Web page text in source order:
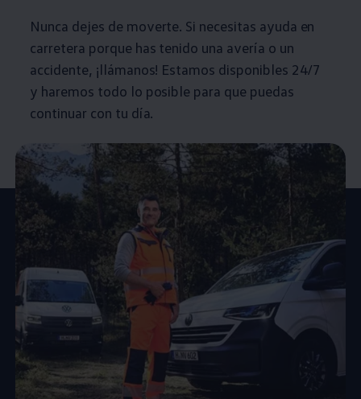
Nunca dejes de moverte. Si necesitas ayuda en
carretera porque has tenido una avería o un
accidente, ¡llámanos! Estamos disponibles 24/7
y haremos todo lo posible para que puedas
continuar con tu día.